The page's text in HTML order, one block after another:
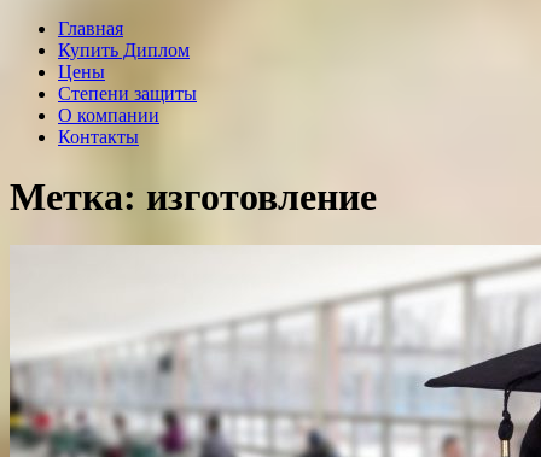
Главная
Купить Диплом
Цены
Степени защиты
О компании
Контакты
Метка: изготовление